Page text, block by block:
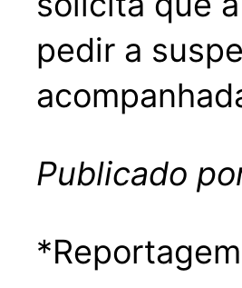
pedir a
Publicado